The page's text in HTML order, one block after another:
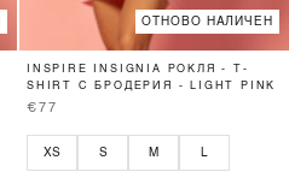
ОТНОВО НАЛИЧЕН
INSPIRE INSIGNIA РОКЛЯ - T-
SHIRT С БРОДЕРИЯ - LIGHT PINK
€77
XS S M L